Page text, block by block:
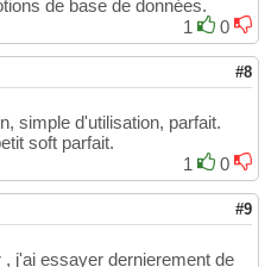
de base de données.
1
0
#8
simple d'utilisation, parfait.
soft parfait.
1
0
#9
j'ai essayer dernierement de